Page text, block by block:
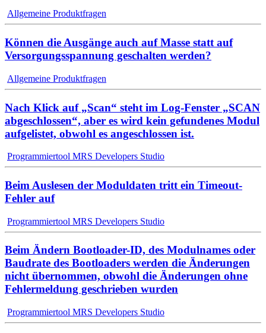
Allgemeine Produktfragen
Können die Ausgänge auch auf Masse statt auf
Versorgungsspannung geschalten werden?
Allgemeine Produktfragen
Nach Klick auf „Scan“ steht im Log-Fenster „SCAN
abgeschlossen“, aber es wird kein gefundenes Modul
aufgelistet, obwohl es angeschlossen ist.
Programmiertool MRS Developers Studio
Beim Auslesen der Moduldaten tritt ein Timeout-
Fehler auf
Programmiertool MRS Developers Studio
Beim Ändern Bootloader-ID, des Modulnames oder
Baudrate des Bootloaders werden die Änderungen
nicht übernommen, obwohl die Änderungen ohne
Fehlermeldung geschrieben wurden
Programmiertool MRS Developers Studio